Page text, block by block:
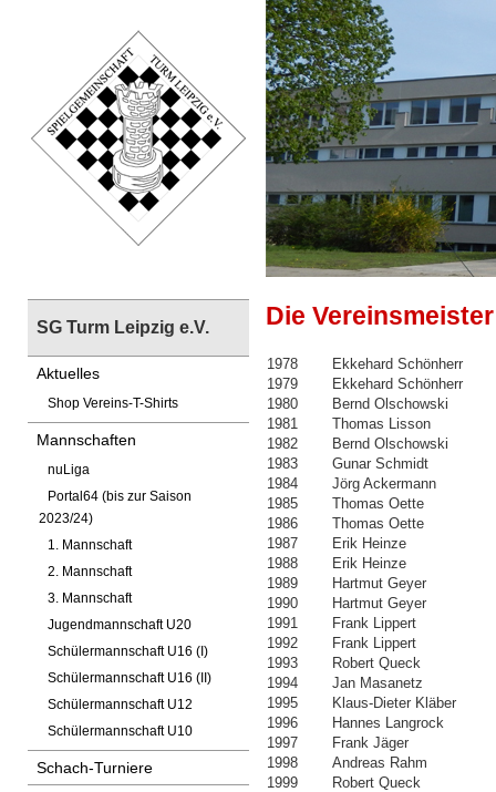
SG Turm Leipzig e.V.
Aktuelles
Shop Vereins-T-Shirts
Mannschaften
nuLiga
Portal64 (bis zur Saison
2023/24)
1. Mannschaft
2. Mannschaft
3. Mannschaft
Jugendmannschaft U20
Schülermannschaft U16 (I)
Schülermannschaft U16 (II)
Schülermannschaft U12
Schülermannschaft U10
Schach-Turniere
Die
1978
Ekkehard Schönherr
1979
Ekkehard Schönherr
1980
Bernd Olschowski
1981
Thomas Lisson
1982
Bernd Olschowski
1983
Gunar Schmidt
1984
Jörg Ackermann
1985
Thomas Oette
1986
Thomas Oette
1987
Erik Heinze
1988
Erik Heinze
1989
Hartmut Geyer
1990
Hartmut Geyer
1991
Frank Lippert
1992
Frank Lippert
1993
Robert Queck
1994
Jan Masanetz
1995
Klaus-Dieter Kläber
1996
Hannes Langrock
1997
Frank Jäger
1998
Andreas Rahm
1999
Robert Queck